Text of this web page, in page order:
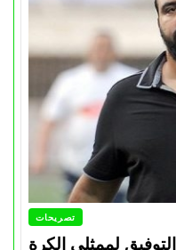
تصريحات
لممثلي الكرة